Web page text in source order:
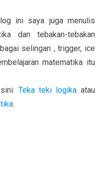
ini saya juga menulis
dan tebakan-tebakan
selingan , trigger, ice
matematika itu
Teka teki logika atau
.